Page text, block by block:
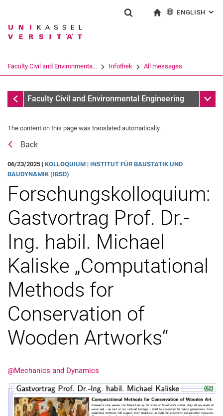
Jump directly to: content
Jump directly to: search
Jump directly to: main
Search term
Search (opens an external link in a
ENGLISH :
Faculty Civil and Environmenta... Infothek All messages
All messages
Faculty Civil and Environmental Engineering Sub
Vacancies
All dates
Messages: Research
Messages: Study
Infothek: Study Service
Newswall of the specialties
Search
The content on this page was translated automatically.
Back
06/23/2025 | KOL­­LO­QUI­UM | INSTITUT FÜR BAUSTATIK UND
BAUDYNAMIK (IBSD)
Forschungskolloquium:
Gastvortrag Prof. Dr.-
Ing. habil. Michael
Kaliske „Computational
Methods for
Conservation of
Wooden Artworks“
@Mechanics and Dynamics